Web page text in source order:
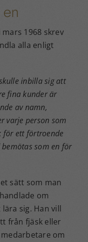
1968 skrev
alla enligt
inbilla sig att
fina kunder är
av namn,
varje person som
för ett förtroende
som en för
sätt som man
om
sig. Han vill
från fjäsk eller
om